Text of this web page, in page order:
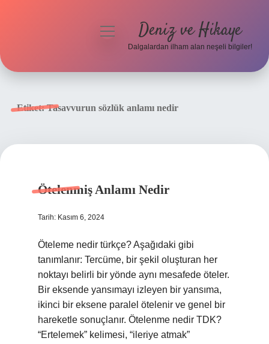
menüyü
Deniz ve Hikaye
Dalgalardan ilham alan neşeli bilgiler!
Etiket:Tasavvurun sözlük anlamı nedir
Ötelenmiş Anlamı Nedir
Tarih: Kasım 6, 2024
Öteleme nedir türkçe? Aşağıdaki gibi
tanımlanır: Tercüme, bir şekil oluşturan her
noktayı belirli bir yönde aynı mesafede öteler.
Bir eksende yansımayı izleyen bir yansıma,
ikinci bir eksene paralel ötelenir ve genel bir
hareketle sonuçlanır. Ötelenme nedir TDK?
“Ertelemek” kelimesi, “ileriye atmak”